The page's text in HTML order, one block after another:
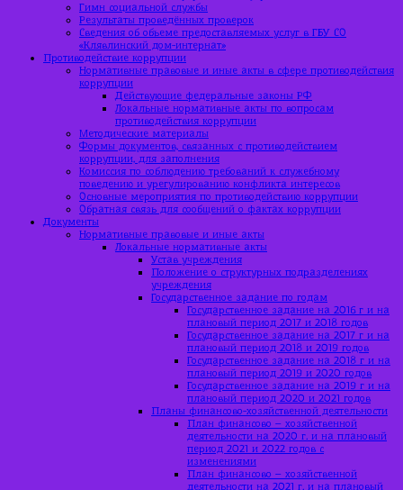
Гимн социальной службы
Результаты проведённых проверок
Сведения об объеме предоставляемых услуг в ГБУ СО
«Клявлинский дом-интернат»
Противодействие коррупции
Нормативные правовые и иные акты в сфере противодействия
коррупции
Действующие федеральные законы РФ
Локальные нормативные акты по вопросам
противодействия коррупции
Методические материалы
Формы документов, связанных с противодействием
коррупции, для заполнения
Комиссия по соблюдению требований к служебному
поведению и урегулированию конфликта интересов
Основные мероприятия по противодействию коррупции
Обратная связь для сообщений о фактах коррупции
Документы
Нормативные правовые и иные акты
Локальные нормативные акты
Устав учреждения
Положение о структурных подразделениях
учреждения
Государственное задание по годам
Государственное задание на 2016 г и на
плановый период 2017 и 2018 годов
Государственное задание на 2017 г и на
плановый период 2018 и 2019 годов
Государственное задание на 2018 г и на
плановый период 2019 и 2020 годов
Государственное задание на 2019 г и на
плановый период 2020 и 2021 годов
Планы финансово-хозяйственной деятельности
План финансово – хозяйственной
деятельности на 2020 г. и на плановый
период 2021 и 2022 годов с
изменениями
План финансово – хозяйственной
деятельности на 2021 г. и на плановый